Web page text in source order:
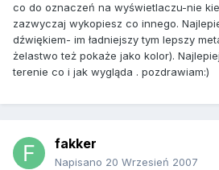
co do oznaczeń na wyświetlaczu-nie
zazwyczaj wykopiesz co innego.
dźwiękiem- im ładniejszy tym lepszy
żelastwo też pokaże jako kolor).
terenie co i jak wygląda . pozdrawiam:)
fakker
Napisano 20 Wrzesień 2007